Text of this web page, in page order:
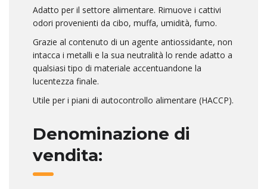
Adatto per il settore alimentare. Rimuove i cattivi
odori provenienti da cibo, muffa, umidità, fumo.
Grazie al contenuto di un agente antiossidante, non
intacca i metalli e la sua neutralità lo rende adatto a
qualsiasi tipo di materiale accentuandone la
lucentezza finale.
Utile per i piani di autocontrollo alimentare (HACCP).
Denominazione di
vendita: